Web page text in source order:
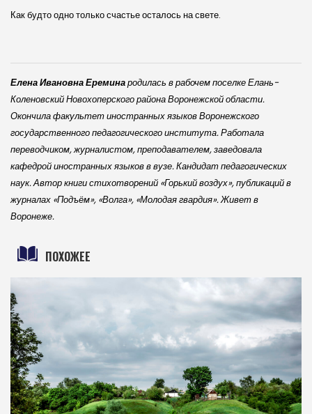
Как будто одно только счастье осталось на свете.
Елена Ивановна Ереминародилась в рабочем поселке Елань-
Коленовский Новохоперского района Воронежской области.
Окончила факультет иностранных языков Воронежского
государственного педагогического института. Работала
переводчиком, журналистом, преподавателем, заведовала
кафедрой иностранных языков в вузе. Кандидат педагогических
наук. Автор книги стихотворений «Горький воздух», публикаций в
журналах «Подъём», «Волга», «Молодая гвардия». Живет в
Воронеже.
ПОХОЖЕЕ